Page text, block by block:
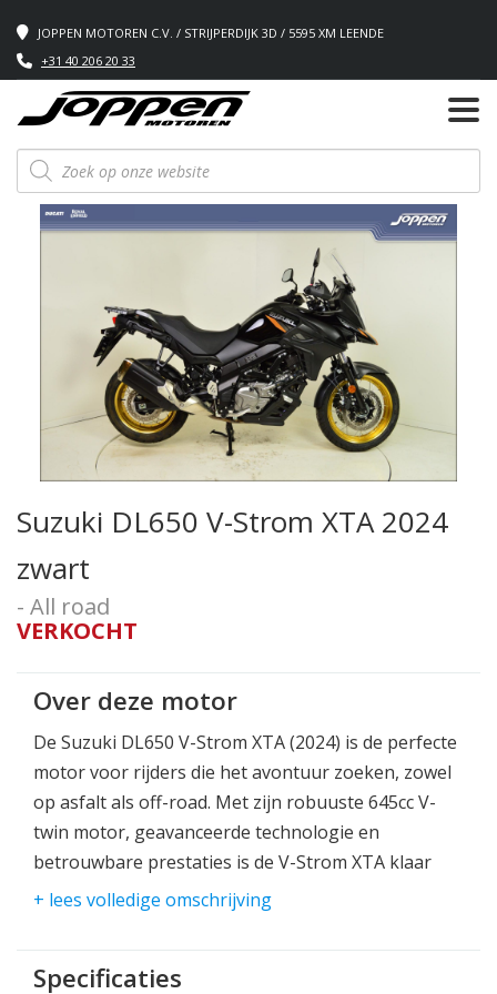
JOPPEN MOTOREN C.V. / STRIJPERDIJK 3D / 5595 XM LEENDE
+31 40 206 20 33
Producten
zoeken
Suzuki DL650 V-Strom XTA 2024
zwart
- All road
VERKOCHT
Over deze motor
De Suzuki DL650 V-Strom XTA (2024) is de perfecte
motor voor rijders die het avontuur zoeken, zowel
op asfalt als off-road. Met zijn robuuste 645cc V-
twin motor, geavanceerde technologie en
betrouwbare prestaties is de V-Strom XTA klaar
voor elke uitdaging die je tegenkomt. Of je nu lange
paden ontdekt, deze motor biedt alles wat je nodig
hebt voor een plezierige en veilige rit.
+ lees volledige omschrijving
Specificaties